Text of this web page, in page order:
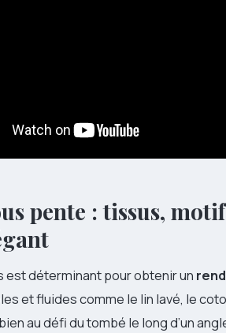
pente : tissus,
est déterminant pour obtenir un
et fluides comme le lin lavé, le
au défi du tombé le long d’un